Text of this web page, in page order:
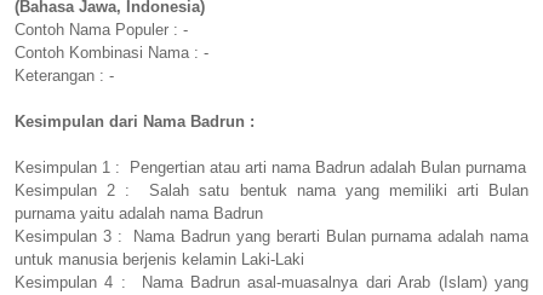
(Bahasa Jawa, Indonesia)
Contoh Nama Populer : -
Contoh Kombinasi Nama : -
Keterangan : -
Kesimpulan dari Nama Badrun :
Kesimpulan 1 : Pengertian atau arti nama Badrun adalah Bulan purnama
Kesimpulan 2 : Salah satu bentuk nama yang memiliki arti Bulan
purnama yaitu adalah nama Badrun
Kesimpulan 3 : Nama Badrun yang berarti Bulan purnama adalah nama
untuk manusia berjenis kelamin Laki-Laki
Kesimpulan 4 : Nama Badrun asal-muasalnya dari Arab (Islam) yang